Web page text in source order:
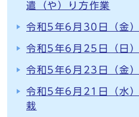
遣（や）り方作業
令和5年6月30日（金
令和5年6月25日（日
令和5年6月23日（金
令和5年6月21日（水
栽